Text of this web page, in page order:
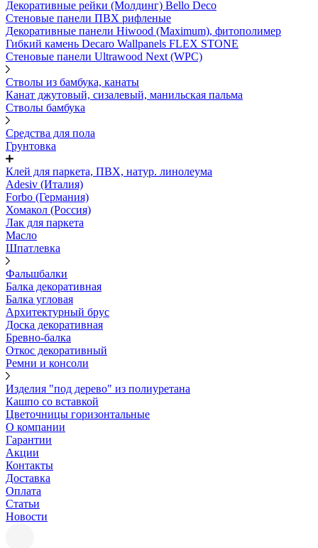
Декоративные рейки (Молдинг) Bello Deco
Стеновые панели ПВХ рифленые
Декоративные панели Hiwood (Maximum), фитополимер
Гибкий камень Decaro Wallpanels FLEX STONE
Стеновые панели Ultrawood Next (WPC)
Стволы из бамбука, канаты
Канат джутовый, сизалевый, манильская пальма
Стволы бамбука
Средства для пола
Грунтовка
Клей для паркета, ПВХ, натур. линолеума
Adesiv (Италия)
Forbo (Германия)
Хомакол (Россия)
Лак для паркета
Масло
Шпатлевка
Фальшбалки
Балка декоративная
Балка угловая
Архитектурный брус
Доска декоративная
Бревно-балка
Откос декоративный
Ремни и консоли
Изделия "под дерево" из полиуретана
Кашпо со вставкой
Цветочницы горизонтальные
О компании
Гарантии
Акции
Контакты
Доставка
Оплата
Статьи
Новости